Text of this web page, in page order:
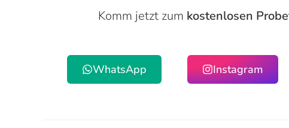
Komm jetzt zum kostenlosen
WhatsApp Instagram